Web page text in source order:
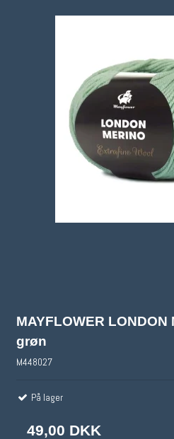
MAYFLOWER LONDON
grøn
M448027
På lager
49,00 DKK